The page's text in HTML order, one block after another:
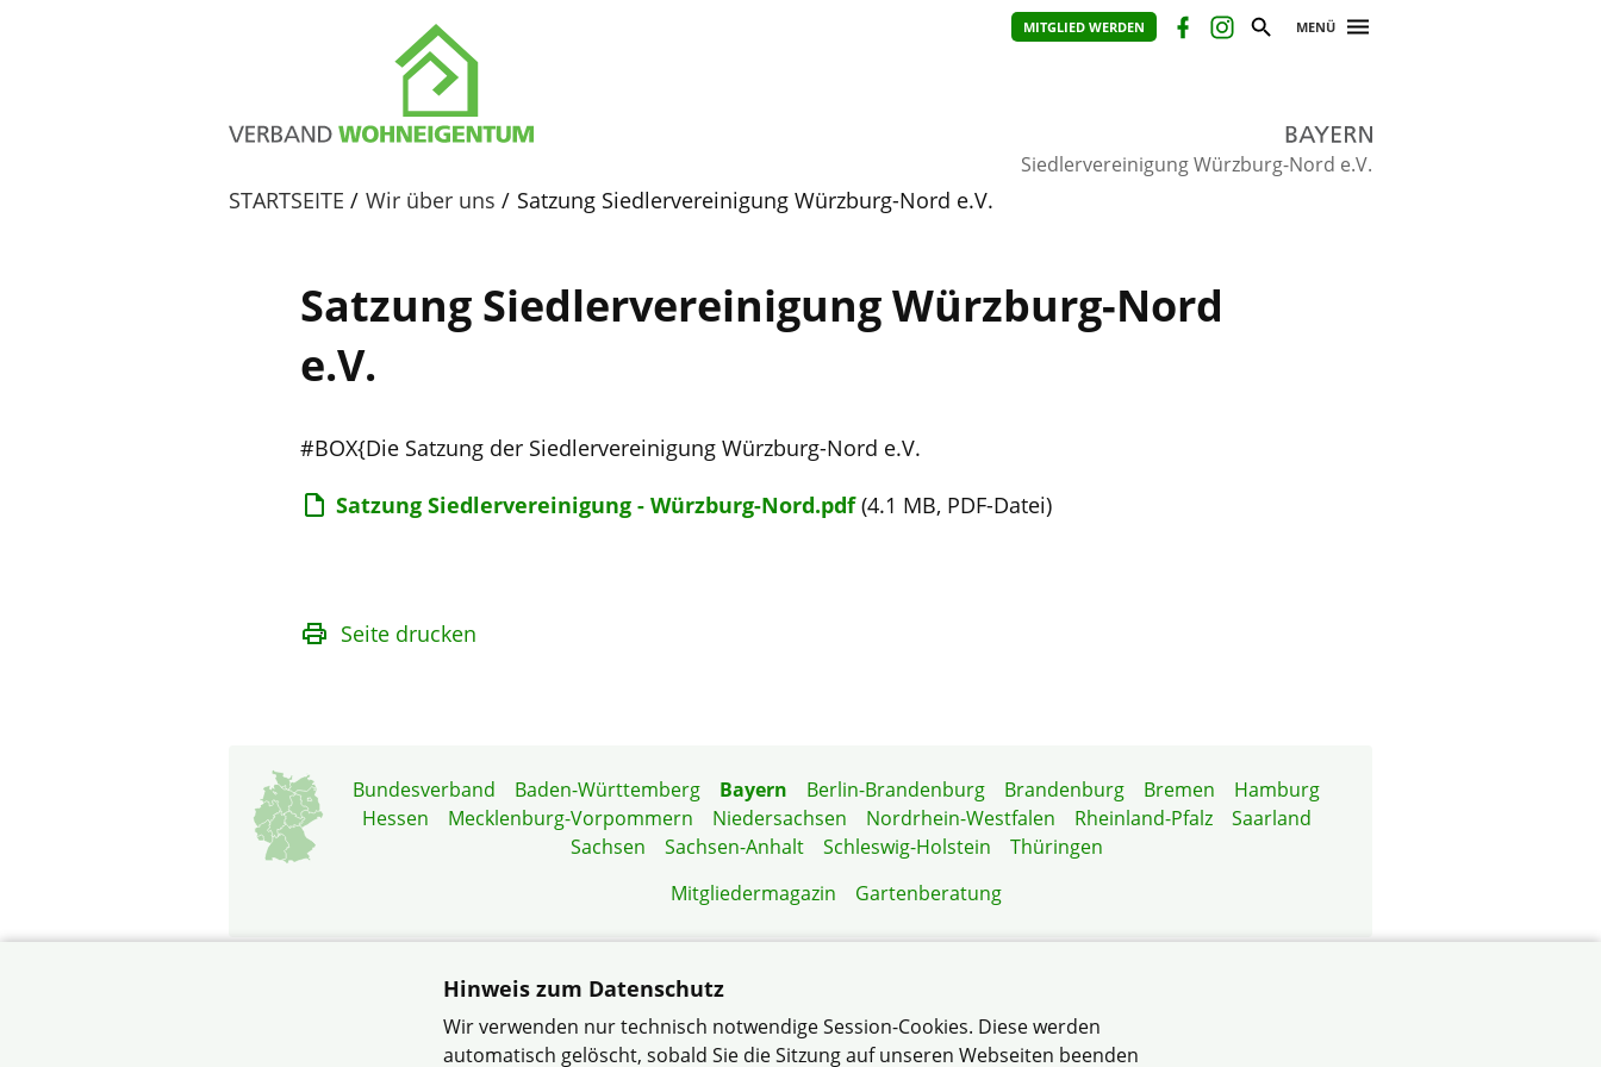
MITGLIED WERDEN MENÜ
Siedlervereinigung Würzburg-Nord e.V.
STARTSEITE Wir über uns Satzung Siedlervereinigung Würzburg-Nord e.V.
Satzung Siedlervereinigung Würzburg-Nord
e.V.
#BOX{Die Satzung der Siedlervereinigung Würzburg-Nord e.V.
Satzung Siedlervereinigung - Würzburg-Nord.pdf (4.1 MB, PDF-Datei)
Seite drucken
Bundesverband Baden-Württemberg Bayern Berlin-Brandenburg Brandenburg Bremen
Hamburg
Hessen
Mecklenburg-Vorpommern Niedersachsen Nordrhein-Westfalen Rheinland-Pfalz
Saarland
Sachsen
Sachsen-Anhalt Schleswig-Holstein
Thüringen
Mitgliedermagazin
Gartenberatung
Datenschutzerklärung Impressum Sitemap Kontakt
Hinweis zum Datenschutz
Wir verwenden nur technisch notwendige Session-Cookies. Diese werden
automatisch gelöscht, sobald Sie die Sitzung auf unseren Webseiten beenden